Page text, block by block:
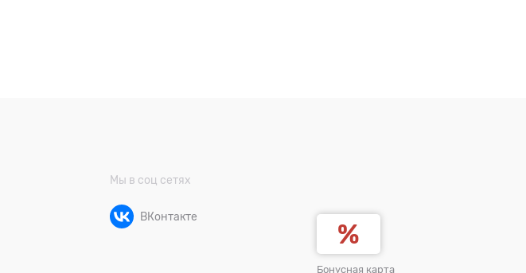
Мы в соц сетях
ВКонтакте
Бонусная карта